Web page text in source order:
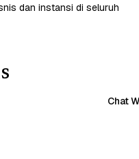
dan instansi di seluruh
Chat